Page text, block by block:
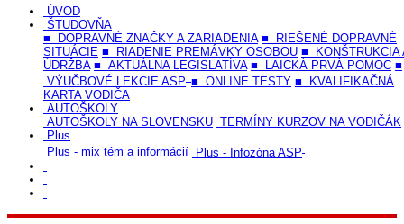
ÚVOD
ŠTUDOVŇA
■ DOPRAVNÉ ZNAČKY A ZARIADENIA ■ RIEŠENÉ DOPRAVNÉ
SITUÁCIE ■ RIADENIE PREMÁVKY OSOBOU ■ KONŠTRUKCIA
ÚDRŽBA ■ AKTUÁLNA LEGISLATÍVA ■ LAICKÁ PRVÁ POMOC ■
VÝUČBOVÉ LEKCIE ASP ■ ONLINE TESTY ■ KVALIFIKAČNÁ
KARTA VODIČA
AUTOŠKOLY
AUTOŠKOLY NA SLOVENSKU TERMÍNY KURZOV NA VODIČÁK
Plus
Plus - mix tém a informácií Plus - Infozóna ASP